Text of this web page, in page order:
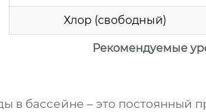
Рекомендуемые
Хлор (свободный)
в бассейне – это постоянный